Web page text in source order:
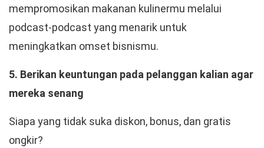
mempromosikan makanan kulinermu melalui
podcast-podcast yang menarik untuk
meningkatkan omset bisnismu.
5. Berikan keuntungan pada pelanggan kalian agar
mereka senang
Siapa yang tidak suka diskon, bonus, dan gratis
ongkir?